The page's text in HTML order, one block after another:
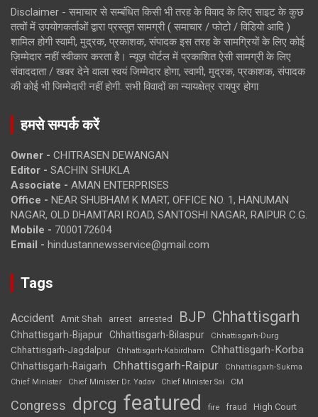
Disclaimer - समाचार से सम्बंधित किसी भी तरह के विवाद के लिए साइट के कुछ
तत्वों में उपयोगकर्ताओं द्वारा प्रस्तुत सामग्री ( समाचार / फोटो / विडियो आदि )
शामिल होगी स्वामी, मुद्रक, प्रकाशक, संपादक इस तरह के सामग्रियों के लिए कोई
ज़िम्मेदार नहीं स्वीकार करता है। न्यूज़ पोर्टल में प्रकाशित ऐसी सामग्री के लिए
संवाददाता / खबर देने वाला स्वयं जिम्मेदार होगा, स्वामी, मुद्रक, प्रकाशक, संपादक
की कोई भी जिम्मेदारी नहीं होगी. सभी विवादों का न्यायक्षेत्र रायपुर होगा
हमसे सम्पर्क करें
Owner - CHITRASEN DEWANGAN
Editor - SACHIN SHUKLA
Associate - AMAN ENTERPRISES
Office - NEAR SHUBHAM K MART, OFFICE NO. 1, HANUMAN
NAGAR, OLD DHAMTARI ROAD, SANTOSHI NAGAR, RAIPUR C.G.
Mobile - 7000172604
Email - hindustannewsservice@gmail.com
Tags
Accident Amit Shah arrest arrested BJP Chhattisgarh
Chhattisgarh-Bijapur Chhattisgarh-Bilaspur Chhattisgarh-Durg
Chhattisgarh-Jagdalpur Chhattisgarh-Kabirdham Chhattisgarh-Korba
Chhattisgarh-Raigarh Chhattisgarh-Raipur
Chhattisgarh-Sukma
Chief Minister
Chief Minister Dr. Yadav Chief Minister Sai CM
Congress dprcg featured fire fraud High Court